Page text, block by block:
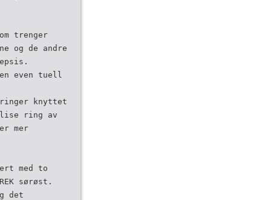
trenger
og de andre
even­ tuell
knyttet
ring av
mer
med to
sør­øst.
det